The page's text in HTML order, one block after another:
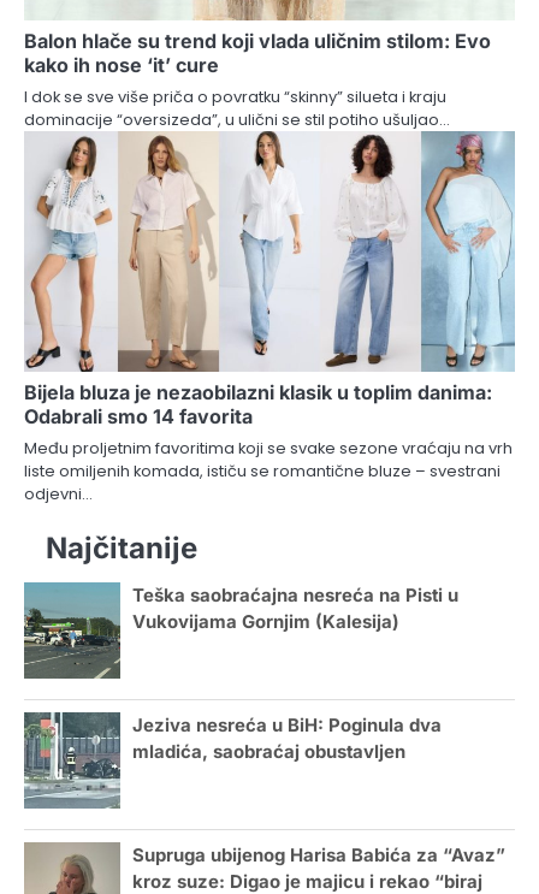
Balon hlače su trend koji vlada uličnim stilom: Evo
kako ih nose ‘it’ cure
I dok se sve više priča o povratku “skinny” silueta i kraju
dominacije “oversizeda”, u ulični se stil potiho ušuljao…
Bijela bluza je nezaobilazni klasik u toplim danima:
Odabrali smo 14 favorita
Među proljetnim favoritima koji se svake sezone vraćaju na vrh
liste omiljenih komada, ističu se romantične bluze – svestrani
odjevni…
Najčitanije
Teška saobraćajna nesreća na Pisti u
Vukovijama Gornjim (Kalesija)
Jeziva nesreća u BiH: Poginula dva
mladića, saobraćaj obustavljen
Supruga ubijenog Harisa Babića za “Avaz”
kroz suze: Digao je majicu i rekao “biraj